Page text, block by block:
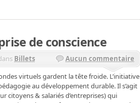
de conscience
Billets
Aucun commentaire
virtuels gardent la tête froide. L’initiative
au développement durable. Il s’agit
citoyens & salariés d’entreprises) qui